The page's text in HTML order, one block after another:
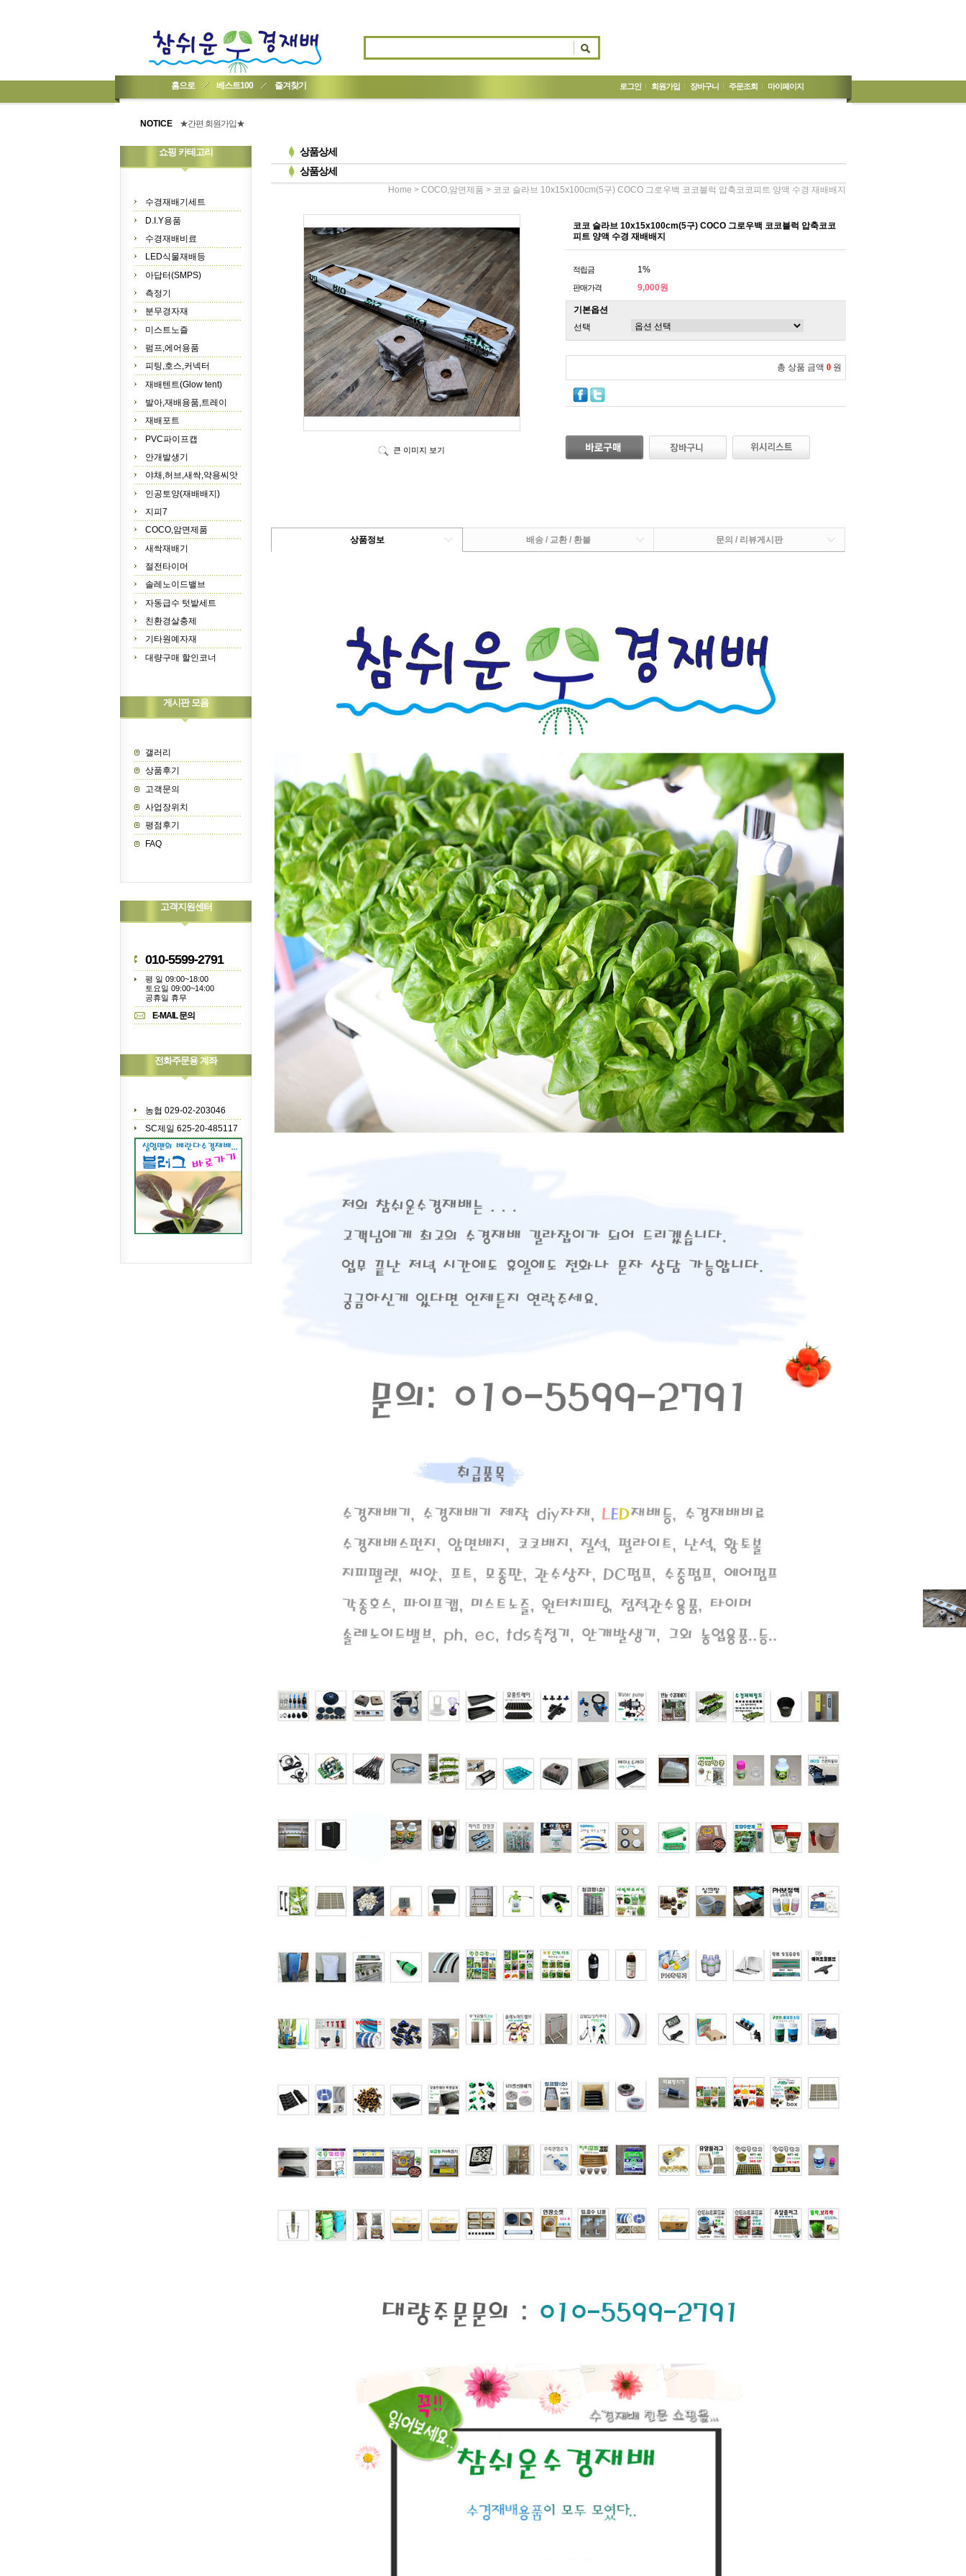
홈으로 베스트100 즐겨찾기 로그인 회원가입 장바구니 주문조회 마이페이지
NOTICE
★기업회원가입 방법..
★간편 회원가입★
쇼핑 카테고리
수경재배기세트
D.I.Y용품
수경재배비료
LED식물재배등
아답터(SMPS)
측정기
분무경자재
미스트노즐
펌프,에어용품
피팅,호스,커넥터
재배텐트(Glow tent)
발아,재배용품,트레이
재배포트
PVC파이프캡
안개발생기
야채,허브,새싹,약용씨앗
인공토양(재배배지)
지피7
COCO,암면제품
새싹재배기
절전타이머
솔레노이드밸브
자동급수 텃밭세트
친환경살충제
기타원예자재
대량구매 할인코너
게시판 모음
갤러리
상품후기
고객문의
사업장위치
평점후기
FAQ
고객지원센터
010-5599-2791
평 일 09:00~18:00
토요일 09:00~14:00
공휴일 휴무
E-MAIL 문의
전화주문용 계좌
농협 029-02-203046
SC제일 625-20-485117
상품상세
상품상세
Home > COCO,암면제품 > 코코 슬라브 10x15x100cm(5구) COCO 그로우백 코코블럭 압축코코피트 양액 수경 재배배지
큰 이미지 보기
코코 슬라브 10x15x100cm(5구) COCO 그로우백 코코블럭 압축코코
피트 양액 수경 재배배지
적립금 1%
판매가격 9,000원
기본옵션
선택
총 상품 금액 0 원
상품정보 배송 / 교환 / 환불 문의 / 리뷰게시판